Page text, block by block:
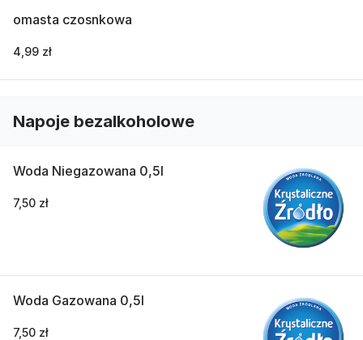
omasta czosnkowa
4,99 zł
Napoje bezalkoholowe
Woda Niegazowana 0,5l
7,50 zł
Woda Gazowana 0,5l
7,50 zł